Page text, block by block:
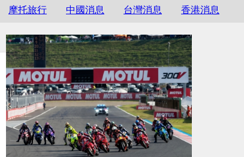
摩托旅行 中國消息 台灣消息 香港消息